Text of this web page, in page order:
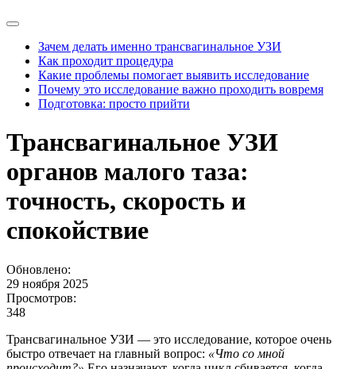
Зачем делать именно трансвагинальное УЗИ
Как проходит процедура
Какие проблемы помогает выявить исследование
Почему это исследование важно проходить вовремя
Подготовка: просто прийти
Трансвагинальное УЗИ
органов малого таза:
точность, скорость и
спокойствие
Обновлено:
29 ноября 2025
Просмотров:
348
Трансвагинальное УЗИ — это исследование, которое очень
быстро отвечает на главный вопрос: «Что со мной